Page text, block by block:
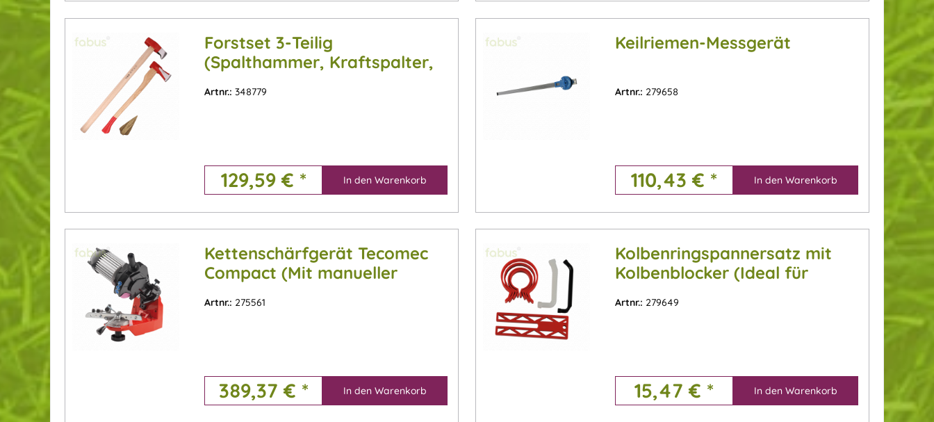
Forstset 3-Teilig
(Spalthammer, Kraftspalter,
Artnr.: 348779
129,59 € * In den Warenkorb
Keilriemen-Messgerät
Artnr.: 279658
110,43 € * In den Warenkorb
Kettenschärfgerät Tecomec
Compact (Mit manueller
Artnr.: 275561
389,37 € * In den Warenkorb
Kolbenringspannersatz mit
Kolbenblocker (Ideal für
Freischneider)
Artnr.: 279649
15,47 € * In den Warenkorb